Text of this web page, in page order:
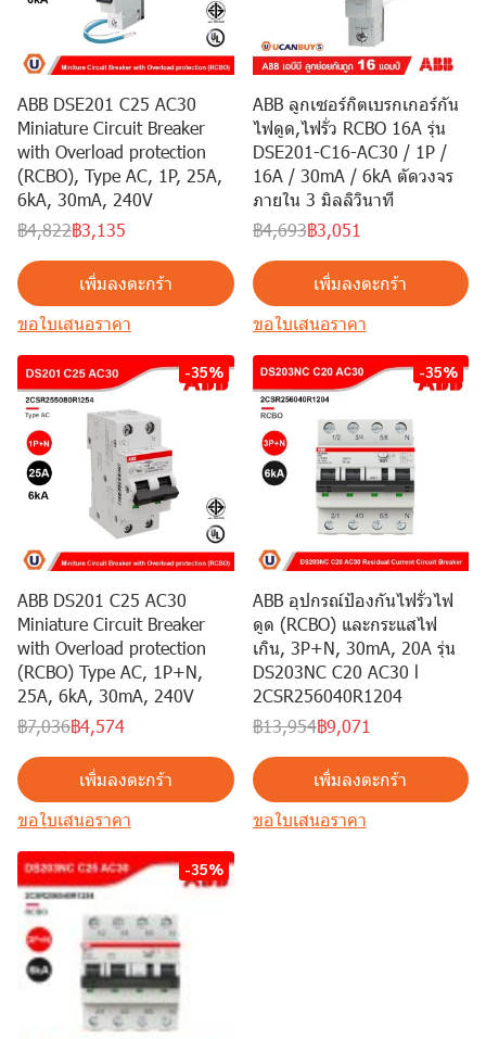
ABB DSE201 C25 AC30
Miniature Circuit Breaker
with Overload protection
(RCBO), Type AC, 1P, 25A,
6kA, 30mA, 240V
฿4,822฿3,135
เพิ่มลงตะกร้า
ขอใบเสนอราคา
ABB ลูกเซอร์กิตเบรกเกอร์กัน
ไฟดูด,ไฟรั่ว RCBO 16A รุ่น
DSE201-C16-AC30 / 1P /
16A / 30mA / 6kA ตัดวงจร
ภายใน 3 มิลลิวินาที
฿4,693฿3,051
เพิ่มลงตะกร้า
ขอใบเสนอราคา
-35%
ABB DS201 C25 AC30
Miniature Circuit Breaker
with Overload protection
(RCBO) Type AC, 1P+N,
25A, 6kA, 30mA, 240V
฿7,036฿4,574
เพิ่มลงตะกร้า
ขอใบเสนอราคา
-35%
ABB อุปกรณ์ป้องกันไฟรั่วไฟ
ดูด (RCBO) และกระแสไฟ
เกิน, 3P+N, 30mA, 20A รุ่น
DS203NC C20 AC30 l
2CSR256040R1204
฿13,954฿9,071
เพิ่มลงตะกร้า
ขอใบเสนอราคา
-35%